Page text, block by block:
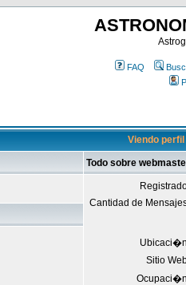
FAQ
Viendo
Todo sobre
Cantidad de
Sitio